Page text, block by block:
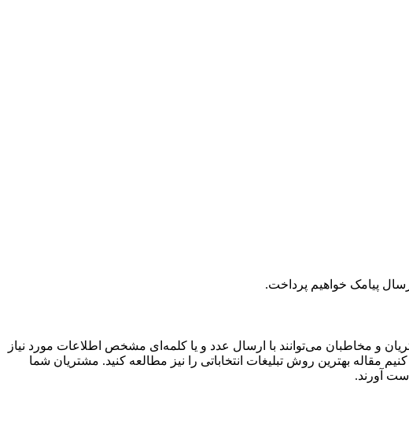
پیامک خواهیم پرداخت.
و مخاطبان می‌توانند با ارسال عدد و یا کلمه‌ای مشخص اطلاعات مورد نیاز
مقاله بهترین روش تبلیغات انتخاباتی را نیز مطالعه کنید. مشتریان شما
آورند.